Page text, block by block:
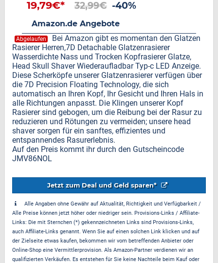
19,79€* 32,99€ -40%
Amazon.de Angebote
Abgelaufen
Bei Amazon gibt es momentan den Glatzen
Rasierer Herren,7D Detachable Glatzenrasierer
Wasserdichte Nass und Trocken Kopfrasierer Glatze,
Head Skull Shaver Wiederaufladbar Typ-c LED Anzeige.
Diese Scherköpfe unserer Glatzenrasierer verfügen über
die 7D Precision Floating Technology, die sich
automatisch an Ihren Kopf, Ihr Gesicht und Ihren Hals in
alle Richtungen anpasst. Die Klingen unserer Kopf
Rasierer sind gebogen, um die Reibung bei der Rasur zu
reduzieren und Rötungen zu vermeiden; unsere head
shaver sorgen für ein sanftes, effizientes und
entspannendes Rasurerlebnis.
Auf den Preis kommt ihr durch den Gutscheincode
JMV86NOL
Jetzt zum Deal und Geld sparen*
Alle Angaben ohne Gewähr auf Aktualität, Richtigkeit und Verfügbarkeit /
Alle Preise können jetzt höher oder niedriger sein. Provisions-Links / Affiliate-
Links: Die mit Sternchen (*) gekennzeichneten Links sind Provisions-Links,
auch Affiliate-Links genannt. Wenn Sie auf einen solchen Link klicken und auf
der Zielseite etwas kaufen, bekommen wir vom betreffenden Anbieter oder
Online-Shop eine Vermittlerprovision. Als Amazon-Partner verdienen wir an
qualifizierten Verkäufen. Es entstehen für Sie keine Nachteile beim Kauf oder